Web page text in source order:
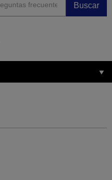
Buscar